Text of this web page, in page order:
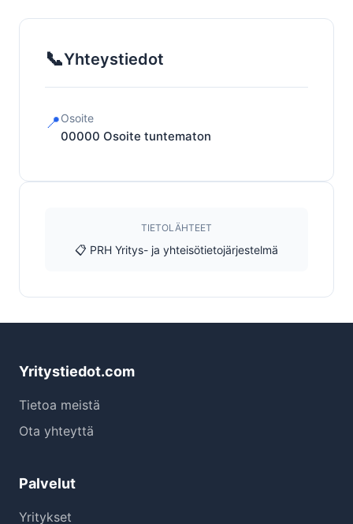
📞Yhteystiedot
📍Osoite
00000 Osoite tuntematon
TIETOLÄHTEET
📋 PRH Yritys- ja yhteisötietojärjestelmä
Yritystiedot.com
Tietoa meistä
Ota yhteyttä
Palvelut
Yritykset